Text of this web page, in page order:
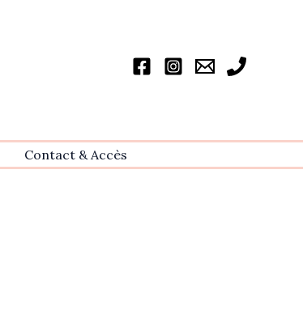
Contact & Accѐs